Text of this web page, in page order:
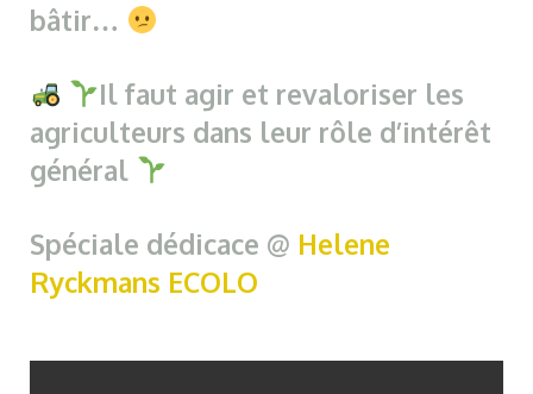
bâtir…
Il faut agir et revaloriser les
agriculteurs dans leur rôle d’intérêt
général
Spéciale dédicace @ Helene
Ryckmans ECOLO